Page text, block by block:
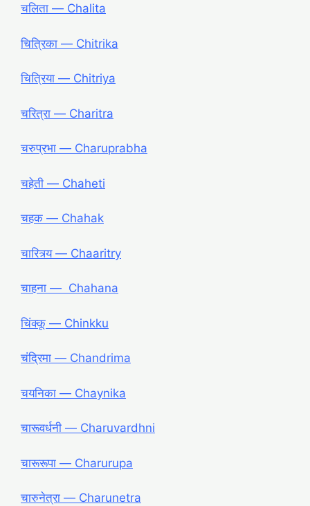
चलिता ― Chalita
चित्रिका ― Chitrika
चित्रिया ― Chitriya
चरित्रा ― Charitra
चरुप्रभा ― Charuprabha
चहेती ― Chaheti
चहक ― Chahak
चारित्र्य ― Chaaritry
चाहना ― Chahana
चिंक्कू ― Chinkku
चंद्रिमा ― Chandrima
चयनिका ― Chaynika
चारूवर्धनी ― Charuvardhni
चारूरूपा ― Charurupa
चारुनेत्रा ― Charunetra